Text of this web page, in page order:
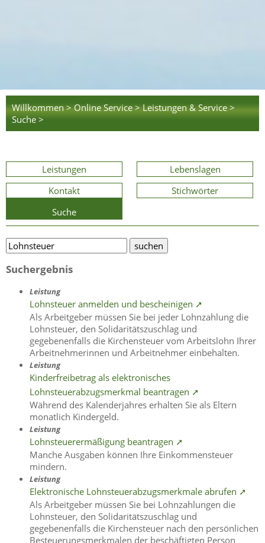
Willkommen > Online Service > Leistungen & Service >
Suche >
Leistungen
Lebenslagen
Kontakt
Stichwörter
Suche
Suchergebnis
Leistung
Lohnsteuer anmelden und bescheinigen ➚
Als Arbeitgeber müssen Sie bei jeder Lohnzahlung die
Lohnsteuer, den Solidaritätszuschlag und
gegebenenfalls die Kirchensteuer vom Arbeitslohn Ihrer
Arbeitnehmerinnen und Arbeitnehmer einbehalten.
Leistung
Kinderfreibetrag als elektronisches
Lohnsteuerabzugsmerkmal beantragen ➚
Während des Kalenderjahres erhalten Sie als Eltern
monatlich Kindergeld.
Leistung
Lohnsteuerermäßigung beantragen ➚
Manche Ausgaben können Ihre Einkommensteuer
mindern.
Leistung
Elektronische Lohnsteuerabzugsmerkmale abrufen ➚
Als Arbeitgeber müssen Sie bei Lohnzahlungen die
Lohnsteuer, den Solidaritätszuschlag und
gegebenenfalls die Kirchensteuer nach den persönlichen
Besteuerungsmerkmalen der beschäftigten Person